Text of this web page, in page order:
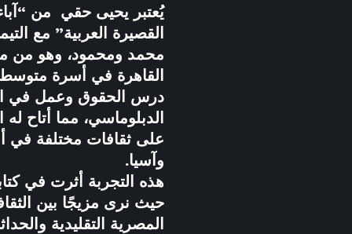
يُعتبر يحيى حقي من
القصيرة العربية” مع
محمد ومحمود، وهو من
القاهرة في أسرة
درس الحقوق وعمل في
الدبلوماسي، مما أتاح له
على ثقافات مختلفة في
وآسيا.
هذه التجربة أثرت في
حيث نرى مزيجًا بين
المصرية التقليدية